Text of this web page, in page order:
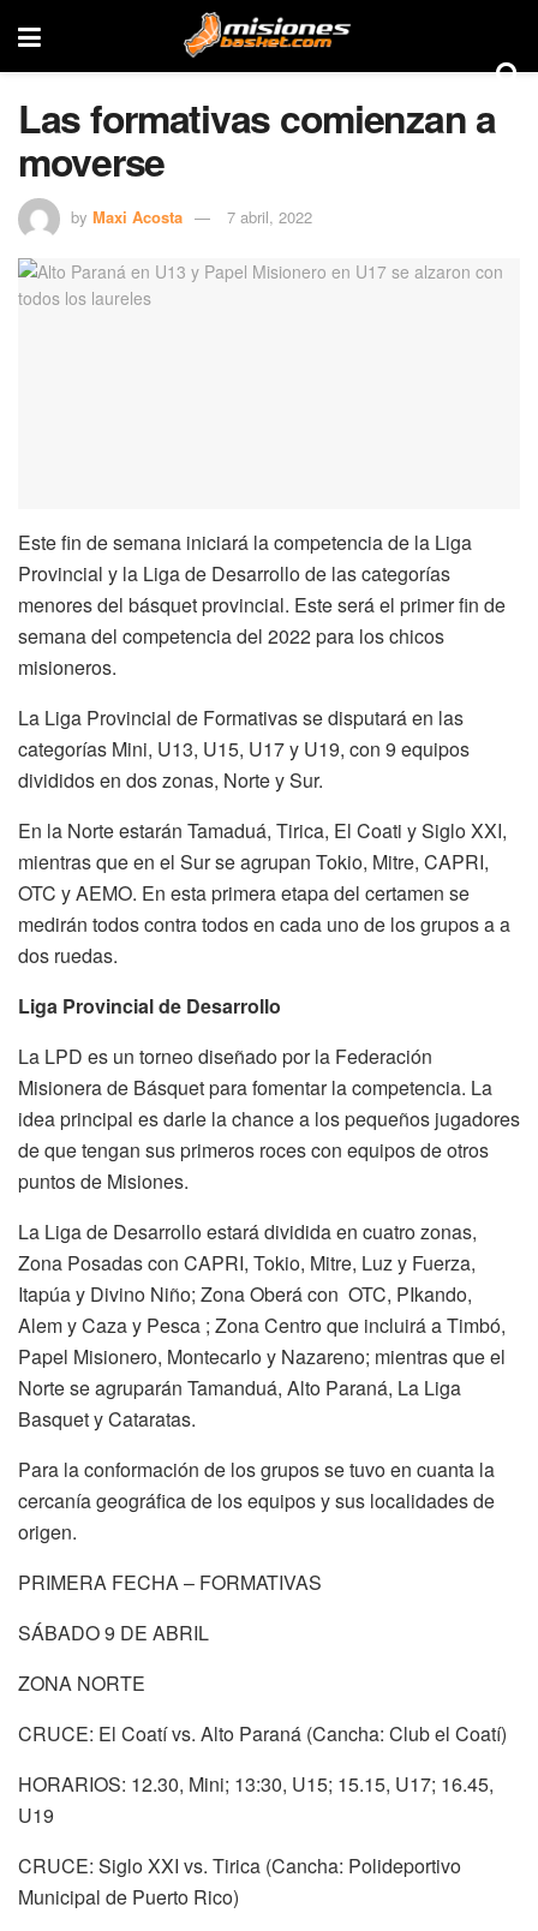
Las formativas comienzan a
moverse
by Maxi Acosta 7 abril, 2022
Este fin de semana iniciará la competencia de la Liga
Provincial y la Liga de Desarrollo de las categorías
menores del básquet provincial. Este será el primer fin de
semana del competencia del 2022 para los chicos
misioneros.
La Liga Provincial de Formativas se disputará en las
categorías Mini, U13, U15, U17 y U19, con 9 equipos
divididos en dos zonas, Norte y Sur.
En la Norte estarán Tamaduá, Tirica, El Coati y Siglo XXI,
mientras que en el Sur se agrupan Tokio, Mitre, CAPRI,
OTC y AEMO. En esta primera etapa del certamen se
medirán todos contra todos en cada uno de los grupos a a
dos ruedas.
Liga Provincial de Desarrollo
La LPD es un torneo diseñado por la Federación
Misionera de Básquet para fomentar la competencia. La
idea principal es darle la chance a los pequeños jugadores
de que tengan sus primeros roces con equipos de otros
puntos de Misiones.
La Liga de Desarrollo estará dividida en cuatro zonas,
Zona Posadas con CAPRI, Tokio, Mitre, Luz y Fuerza,
Itapúa y Divino Niño; Zona Oberá con OTC, PIkando,
Alem y Caza y Pesca ; Zona Centro que incluirá a Timbó,
Papel Misionero, Montecarlo y Nazareno; mientras que el
Norte se agruparán Tamanduá, Alto Paraná, La Liga
Basquet y Cataratas.
Para la conformación de los grupos se tuvo en cuanta la
cercanía geográfica de los equipos y sus localidades de
origen.
PRIMERA FECHA – FORMATIVAS
SÁBADO 9 DE ABRIL
ZONA NORTE
CRUCE: El Coatí vs. Alto Paraná (Cancha: Club el Coatí)
HORARIOS: 12.30, Mini; 13:30, U15; 15.15, U17; 16.45,
U19
CRUCE: Siglo XXI vs. Tirica (Cancha: Polideportivo
Municipal de Puerto Rico)